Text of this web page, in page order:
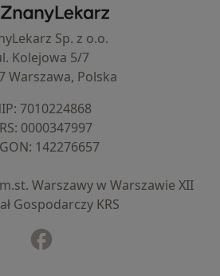
ZnanyLekarz - Strona główna
Sp. z o.o.
Kolejowa 5/7
Warszawa, Polska
⁠7010224868
⁠0000347997
⁠142276657
Warszawy w Warszawie XII
Gospodarczy KRS